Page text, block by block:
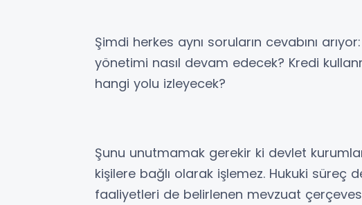
Şimdi herkes aynı soruların cevabını
yönetimi nasıl devam edecek? Kredi
hangi yolu izleyecek?
Şunu unutmamak gerekir ki devlet
kişilere bağlı olarak işlemez. Hukuki süreç
faaliyetleri de belirlenen mevzuat